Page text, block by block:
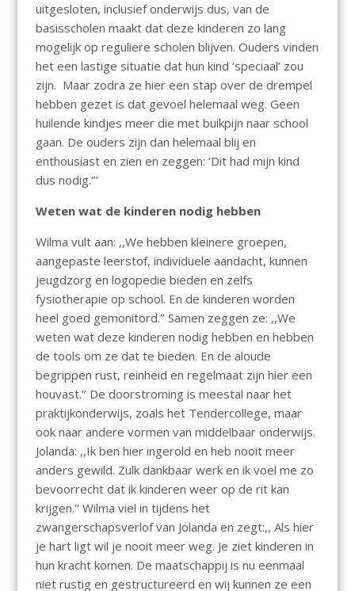
uitgesloten, inclusief onderwijs dus, van de
basisscholen maakt dat deze kinderen zo lang
mogelijk op reguliere scholen blijven. Ouders vinden
het een lastige situatie dat hun kind ‘speciaal’ zou
zijn. Maar zodra ze hier een stap over de drempel
hebben gezet is dat gevoel helemaal weg. Geen
huilende kindjes meer die met buikpijn naar school
gaan. De ouders zijn dan helemaal blij en
enthousiast en zien en zeggen: ‘Dit had mijn kind
dus nodig.’’’
Weten wat de kinderen nodig hebben
Wilma vult aan: ,,We hebben kleinere groepen,
aangepaste leerstof, individuele aandacht, kunnen
jeugdzorg en logopedie bieden en zelfs
fysiotherapie op school. En de kinderen worden
heel goed gemonitord.’’ Samen zeggen ze: ,,We
weten wat deze kinderen nodig hebben en hebben
de tools om ze dat te bieden. En de aloude
begrippen rust, reinheid en regelmaat zijn hier een
houvast.’’ De doorstroming is meestal naar het
praktijkonderwijs, zoals het Tendercollege, maar
ook naar andere vormen van middelbaar onderwijs.
Jolanda: ,,Ik ben hier ingerold en heb nooit meer
anders gewild. Zulk dankbaar werk en ik voel me zo
bevoorrecht dat ik kinderen weer op de rit kan
krijgen.’’ Wilma viel in tijdens het
zwangerschapsverlof van Jolanda en zegt:,, Als hier
je hart ligt wil je nooit meer weg. Je ziet kinderen in
hun kracht komen. De maatschappij is nu eenmaal
niet rustig en gestructureerd en wij kunnen ze een